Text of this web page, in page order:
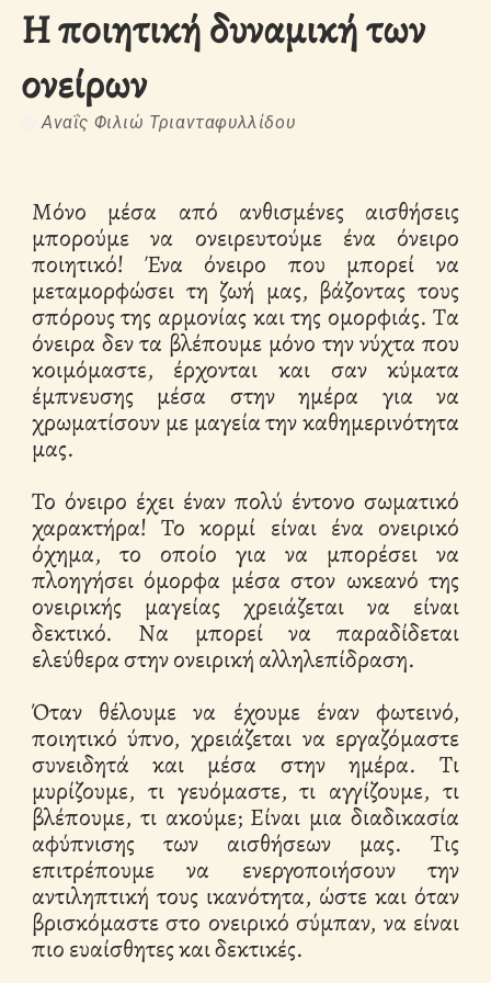
Η ποιητική δυναμική των
ονείρων
Αναΐς Φιλιώ Τριανταφυλλίδου
Μόνο μέσα από ανθισμένες αισθήσεις
μπορούμε να ονειρευτούμε ένα όνειρο
ποιητικό! Ένα όνειρο που μπορεί να
μεταμορφώσει τη ζωή μας, βάζοντας τους
σπόρους της αρμονίας και της ομορφιάς. Τα
όνειρα δεν τα βλέπουμε μόνο την νύχτα που
κοιμόμαστε, έρχονται και σαν κύματα
έμπνευσης μέσα στην ημέρα για να
χρωματίσουν με μαγεία την καθημερινότητα
μας.
Το όνειρο έχει έναν πολύ έντονο σωματικό
χαρακτήρα! Το κορμί είναι ένα ονειρικό
όχημα, το οποίο για να μπορέσει να
πλοηγήσει όμορφα μέσα στον ωκεανό της
ονειρικής μαγείας χρειάζεται να είναι
δεκτικό. Να μπορεί να παραδίδεται
ελεύθερα στην ονειρική αλληλεπίδραση.
Όταν θέλουμε να έχουμε έναν φωτεινό,
ποιητικό ύπνο, χρειάζεται να εργαζόμαστε
συνειδητά και μέσα στην ημέρα. Τι
μυρίζουμε, τι γευόμαστε, τι αγγίζουμε, τι
βλέπουμε, τι ακούμε; Είναι μια διαδικασία
αφύπνισης των αισθήσεων μας. Τις
επιτρέπουμε να ενεργοποιήσουν την
αντιληπτική τους ικανότητα, ώστε και όταν
βρισκόμαστε στο ονειρικό σύμπαν, να είναι
πιο ευαίσθητες και δεκτικές.